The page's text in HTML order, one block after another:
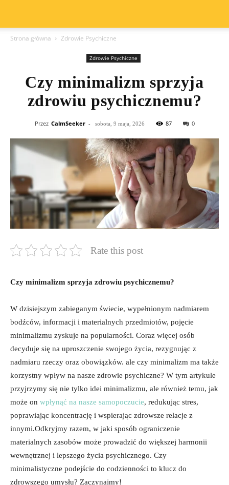
Strona główna Zdrowie Psychiczne
Zdrowie Psychiczne
Czy minimalizm sprzyja
zdrowiu psychicznemu?
Przez CalmSeeker - sobota, 9 maja, 2026 87 0
Rate this post
Czy minimalizm sprzyja zdrowiu‌ psychicznemu?
W dzisiejszym zabieganym świecie, wypełnionym nadmiarem
bodźców, informacji i materialnych przedmiotów, pojęcie
minimalizmu ⁣zyskuje na popularności. Coraz więcej osób
decyduje⁢ się na uproszczenie swojego życia, rezygnując z
nadmiaru rzeczy oraz obowiązków. ale ⁤czy minimalizm ma także
korzystny wpływ na nasze ​zdrowie psychiczne? W tym artykule ​
przyjrzymy​ się nie tylko‌ idei ⁢minimalizmu, ale również temu, jak
może on wpłynąć na nasze samopoczucie, redukując stres,
poprawiając koncentrację i wspierając zdrowsze ​relacje z
innymi.Odkryjmy razem,⁢ w jaki sposób ‍ograniczenie
‍materialnych zasobów może ⁤prowadzić do większej harmonii
⁣wewnętrznej i lepszego życia‌ psychicznego. Czy
minimalistyczne ⁤podejście do codzienności‌ to klucz ‌do
zdrowszego ‍umysłu?⁣ Zaczynajmy!